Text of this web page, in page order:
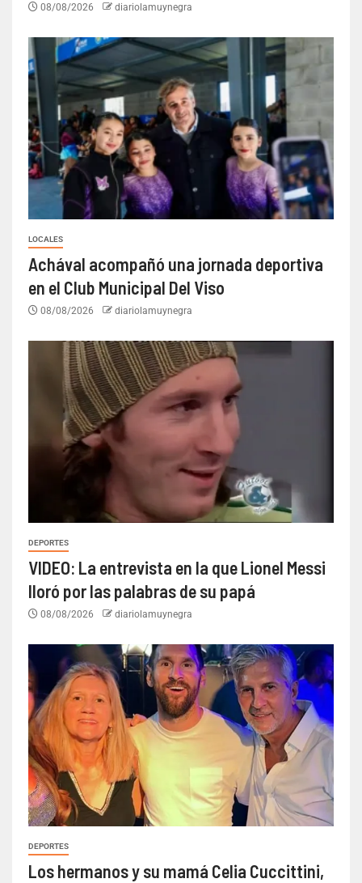
08/08/2026 diariolamuynegra
LOCALES
Achával acompañó una jornada deportiva
en el Club Municipal Del Viso
08/08/2026 diariolamuynegra
DEPORTES
VIDEO: La entrevista en la que Lionel Messi
lloró por las palabras de su papá
08/08/2026 diariolamuynegra
DEPORTES
Los hermanos y su mamá Celia Cuccittini,